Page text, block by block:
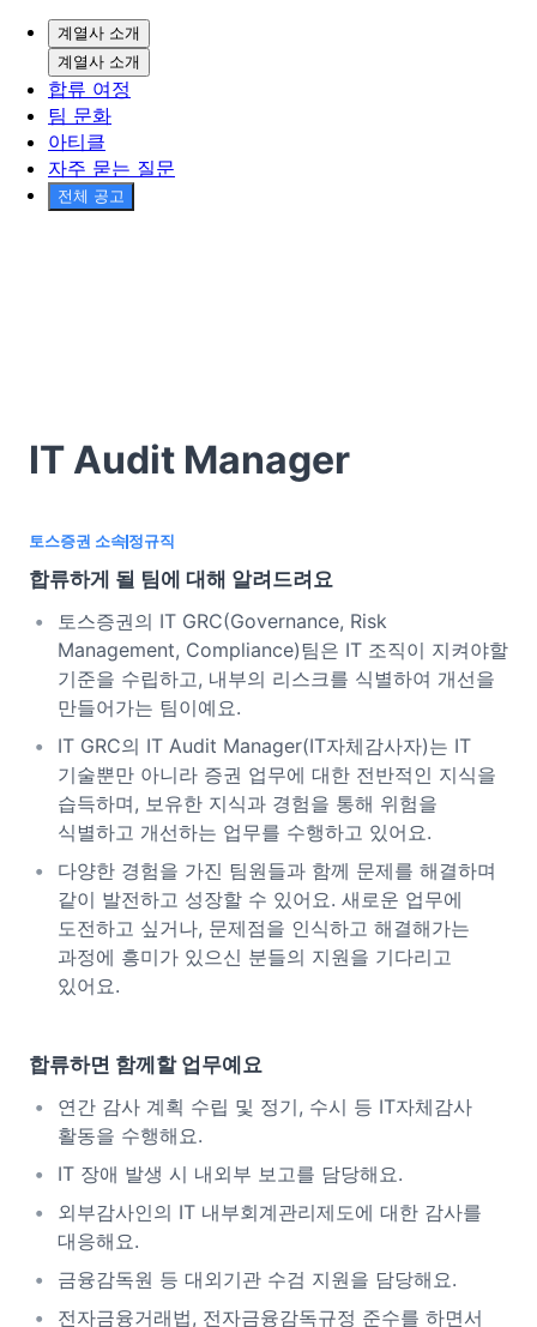
계열사 소개
계열사 소개
합류 여정
팀 문화
아티클
자주 묻는 질문
전체 공고
IT Audit Manager
토스증권 소속정규직
합류하게 될 팀에 대해 알려드려요
토스증권의 IT GRC(Governance, Risk
Management, Compliance)팀은 IT 조직이 지켜야할
기준을 수립하고, 내부의 리스크를 식별하여 개선을
만들어가는 팀이예요.
IT GRC의 IT Audit Manager(IT자체감사자)는 IT
기술뿐만 아니라 증권 업무에 대한 전반적인 지식을
습득하며, 보유한 지식과 경험을 통해 위험을
식별하고 개선하는 업무를 수행하고 있어요.
다양한 경험을 가진 팀원들과 함께 문제를 해결하며
같이 발전하고 성장할 수 있어요. 새로운 업무에
도전하고 싶거나, 문제점을 인식하고 해결해가는
과정에 흥미가 있으신 분들의 지원을 기다리고
있어요.
합류하면 함께할 업무예요
연간 감사 계획 수립 및 정기, 수시 등 IT자체감사
활동을 수행해요.
IT 장애 발생 시 내외부 보고를 담당해요.
외부감사인의 IT 내부회계관리제도에 대한 감사를
대응해요.
금융감독원 등 대외기관 수검 지원을 담당해요.
전자금융거래법, 전자금융감독규정 준수를 하면서